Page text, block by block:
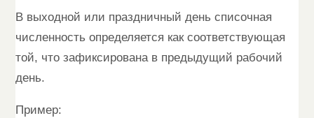
В выходной или праздничный день списочная
численность определяется как соответствующая
той, что зафиксирована в предыдущий рабочий
день.
Пример: